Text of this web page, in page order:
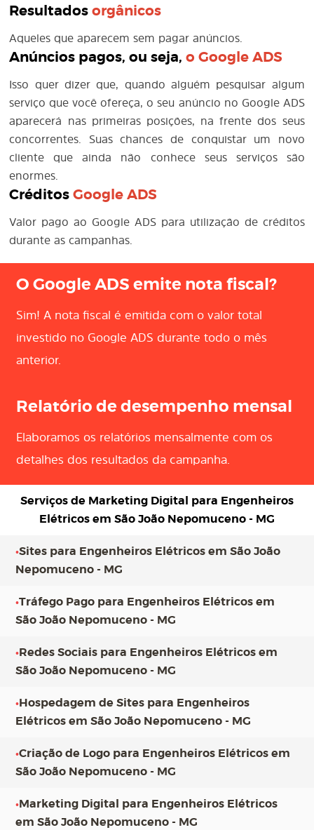
Resultadosorgânicos
Aqueles que aparecem sem pagar anúncios.
Anúncios pagos, ou seja,oGoogle ADS
Isso quer dizer que, quando alguém pesquisar algum
serviço que você ofereça, o seu anúncio no Google ADS
aparecerá nas primeiras posições, na frente dos seus
concorrentes. Suas chances de conquistar um novo
cliente que ainda não conhece seus serviços são
enormes.
CréditosGoogle ADS
Valor pago ao Google ADS para utilização de créditos
durante as campanhas.
O Google ADS emite nota fiscal?
Sim! A nota fiscal é emitida com o valor total
investido no Google ADS durante todo o mês
anterior.
Relatório de desempenho mensal
Elaboramos os relatórios mensalmente com os
detalhes dos resultados da campanha.
Serviços de Marketing Digital para Engenheiros
Elétricos em São João Nepomuceno - MG
•Sites para Engenheiros Elétricos em São João
Nepomuceno - MG
•Tráfego Pago para Engenheiros Elétricos em
São João Nepomuceno - MG
•Redes Sociais para Engenheiros Elétricos em
São João Nepomuceno - MG
•Hospedagem de Sites para Engenheiros
Elétricos em São João Nepomuceno - MG
•Criação de Logo para Engenheiros Elétricos em
São João Nepomuceno - MG
•Marketing Digital para Engenheiros Elétricos
em São João Nepomuceno - MG